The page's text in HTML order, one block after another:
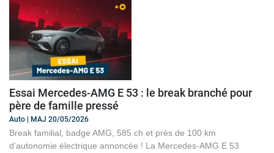
Essai Mercedes-AMG E 53 : le break branché pour
père de famille pressé
Auto | MAJ 20/05/2026
Break familial, badge AMG, 585 ch et près de 100 km
d’autonomie électrique annoncée ! La Mercedes-AMG E 53